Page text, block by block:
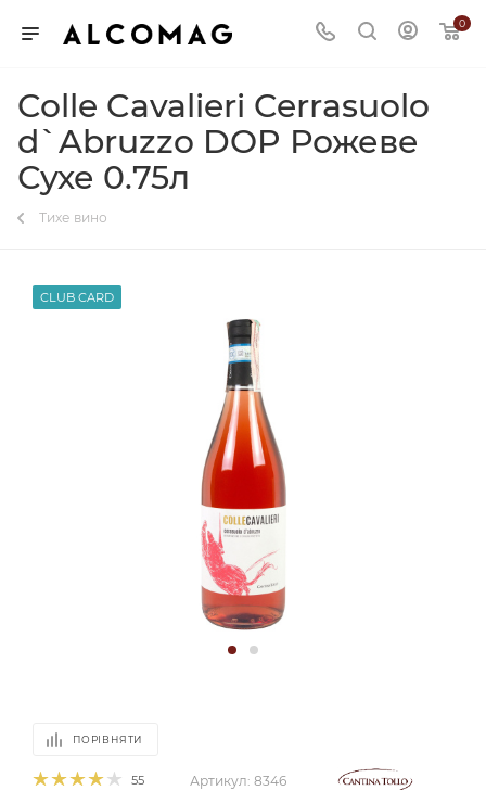
0
Colle Cavalieri Cerrasuolo
d`Abruzzo DOP Рожеве
Сухе 0.75л
Тихе вино
CLUB CARD
ПОРІВНЯТИ
55 Артикул: 8346